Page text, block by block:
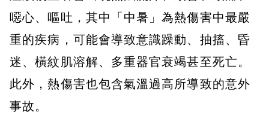
噁心、嘔吐，其中「中暑」為熱傷害中最嚴
重的疾病，可能會導致意識躁動、抽搐、昏
迷、橫紋肌溶解、多重器官衰竭甚至死亡。
此外，熱傷害也包含氣溫過高所導致的意外
事故。